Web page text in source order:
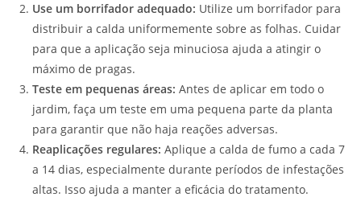
Use um borrifador adequado: Utilize um borrifador para
distribuir a calda uniformemente sobre as folhas. Cuidar
para que a aplicação seja minuciosa ajuda a atingir o
máximo de pragas.
Teste em pequenas áreas: Antes de aplicar em todo o
jardim, faça um teste em uma pequena parte da planta
para garantir que não haja reações adversas.
Reaplicações regulares: Aplique a calda de fumo a cada 7
a 14 dias, especialmente durante períodos de infestações
altas. Isso ajuda a manter a eficácia do tratamento.